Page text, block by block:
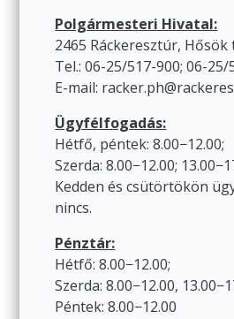
Polgármesteri Hivatal:
2465 Ráckeresztúr, Hősök
Tel.: 06-25/517-900; 06-25/
E-mail:
Ügyfélfogadás:
Hétfő, péntek: 8.00−12.00;
Szerda: 8.00−12.00;
Kedden és csütörtökön
nincs.
Pénztár:
Hétfő: 8.00−12.00;
Szerda: 8.00−12.00,
Péntek: 8.00−12.00